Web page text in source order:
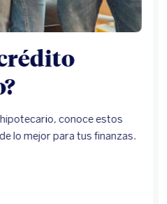
conoce estos
lo mejor para tus finanzas.